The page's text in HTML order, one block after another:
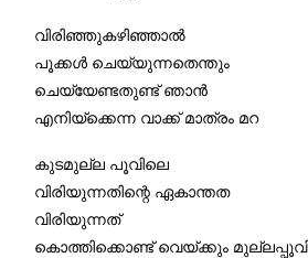
വിരിഞ്ഞുകഴിഞ്ഞാൽ
പൂക്കൾ ചെയ്യുന്നതെന്തും
ചെയ്യേണ്ടതുണ്ട് ഞാൻ
എനിയ്ക്കെന്ന വാക്ക് മാത്രം മറ
കുടമുല്ല പൂവിലെ
വിരിയുന്നതിന്റെ ഏകാന്തത
വിരിയുന്നത്
കൊത്തിക്കൊണ്ട് വെയ്ക്കും